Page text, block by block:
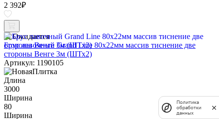
2 392₽
Ожидается
Брус лавочный Grand Line 80х22мм массив тиснение две
стороны Венге 3м (ШТх2)
Артикул: 1190105
Длина
3000
Ширина
80
Ширина
Политика
обработки
данных